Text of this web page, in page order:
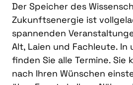
Der Speicher des
Zukunftsenergie ist
spannenden
Alt, Laien und Fachleute. In
finden Sie alle Termine. Sie
nach Ihren Wünschen